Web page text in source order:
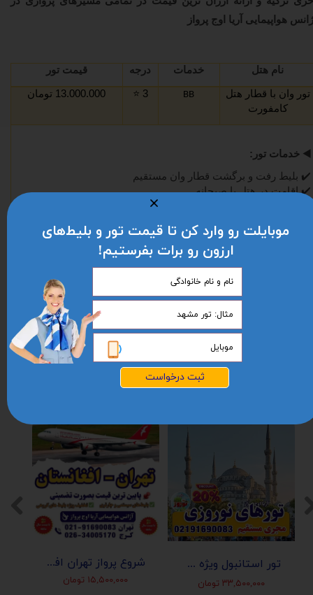
هواپیمایی آریا اوج پرواز
نام هتل خدمات درجه قیمت تور
تور وان با قطار هتل
کامفورت
BB
3
⭐️ 13.000.000 تومان
◀️ خدمات تور:
✔️ بلیط رفت و برگشت قطار وان مستقیم
✔️اقامت در هتل با صبحانه
لیدر
تور چارتر وغیر قابل کنسلی و استرداد میباشد
شروع پرواز تهران افغانستان (کابل-مزارشریف-هرات-قندهار)
۱۵,۵۰۰,۰۰۰ تومان
تور استانبول ویژه عید نوروز 1405 | مجری مستقیم ✈️
۳۳,۵۰۰,۰۰۰ تومان
ثبت درخواست
موبایلت رو وارد کن تا قیمت تور و بلیط‌های
ارزون رو برات بفرستیم!